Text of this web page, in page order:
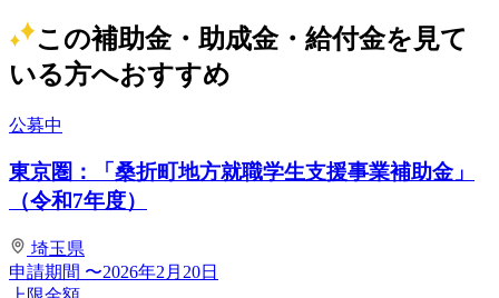
この補助金・助成金・給付金を見て
いる方へおすすめ
公募中
東京圏：「桑折町地方就職学生支援事業補助金」
（令和7年度）
埼玉県
申請期間 〜2026年2月20日